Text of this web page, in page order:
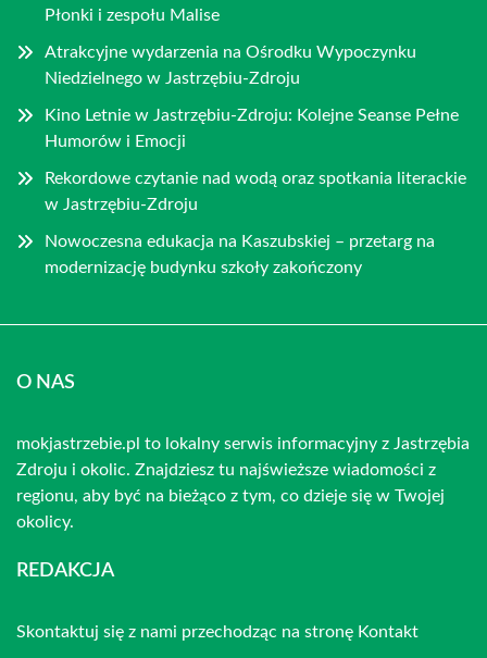
Płonki i zespołu Malise
Atrakcyjne wydarzenia na Ośrodku Wypoczynku
Niedzielnego w Jastrzębiu-Zdroju
Kino Letnie w Jastrzębiu-Zdroju: Kolejne Seanse Pełne
Humorów i Emocji
Rekordowe czytanie nad wodą oraz spotkania literackie
w Jastrzębiu-Zdroju
Nowoczesna edukacja na Kaszubskiej – przetarg na
modernizację budynku szkoły zakończony
O NAS
mokjastrzebie.pl to lokalny serwis informacyjny z Jastrzębia
Zdroju i okolic. Znajdziesz tu najświeższe wiadomości z
regionu, aby być na bieżąco z tym, co dzieje się w Twojej
okolicy.
REDAKCJA
Skontaktuj się z nami przechodząc na stronę Kontakt